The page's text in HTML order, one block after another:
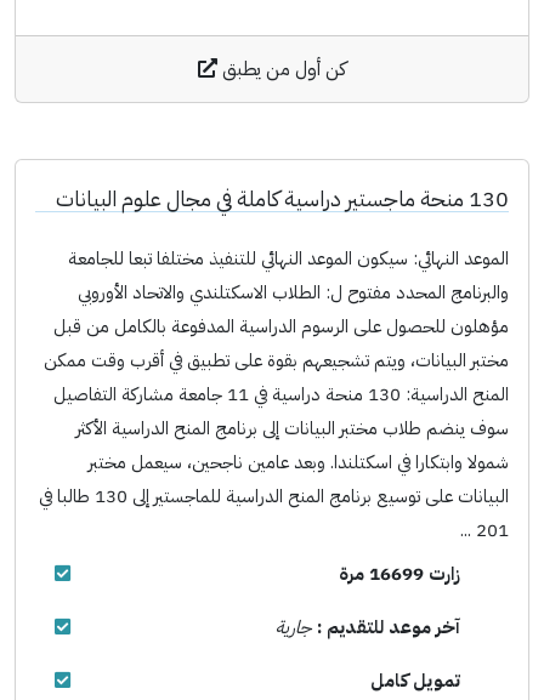
كن أول من يطبق
130 منحة ماجستير دراسية كاملة في مجال علوم البيانات
الموعد النهائي: سيكون الموعد النهائي للتنفيذ مختلفا تبعا للجامعة
والبرنامج المحدد مفتوح ل: الطلاب الاسكتلندي والاتحاد الأوروبي
مؤهلون للحصول على الرسوم الدراسية المدفوعة بالكامل من قبل
مختبر البيانات، ويتم تشجيعهم بقوة على تطبيق في أقرب وقت ممكن
المنح الدراسية: 130 منحة دراسية في 11 جامعة مشاركة التفاصيل
سوف ينضم طلاب مختبر البيانات إلى برنامج المنح الدراسية الأكثر
شمولا وابتكارا في اسكتلندا. وبعد عامين ناجحين، سيعمل مختبر
البيانات على توسيع برنامج المنح الدراسية للماجستير إلى 130 طالبا في
201 ...
زارت 16699 مرة
آخر موعد للتقديم : جارية
تمويل كامل